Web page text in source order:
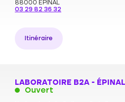
88000 ÉPINAL
03 29 82 36 32
Itinéraire
LABORATOIRE B2A -
Ouvert